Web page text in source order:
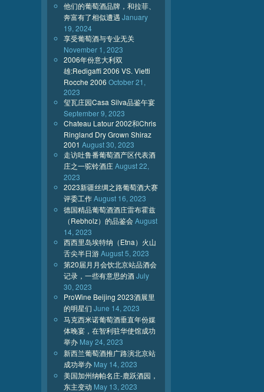
他们的葡萄酒品牌，和拉菲、
奔富有了相似遭遇 January
19, 2024
享受葡萄酒与专业无关
November 1, 2023
2006年份意大利双
雄:Redigaffi 2006 VS. Vietti
Rocche 2006 October 21,
2023
玺瓦庄园Casa Silva品鉴午宴
September 9, 2023
Chateau Latour 2002和Chris
Ringland Dry Grown Shiraz
2001 August 30, 2023
走访吐鲁番葡萄酒产区代表酒
庄之一驼铃酒庄August 22,
2023
2023新疆丝绸之路葡萄酒大赛
评委工作August 16, 2023
德国精品葡萄酒酒庄雷布霍兹
（Rebholz）的品鉴会August
14, 2023
西西里岛埃特纳（Etna）火山
舌尖半日游August 5, 2023
第20届月月会饮北京站品酒会
记录，一些有意思的酒July
30, 2023
ProWine Beijing 2023酒展里
的明星们 June 14, 2023
马克西米诺葡萄酒垂直年份媒
体晚宴，在智利驻华使馆成功
举办 May 24, 2023
新西兰葡萄酒推广路演北京站
成功举办 May 14, 2023
美国加州纳帕名庄-鹿跃酒园，
东主变动 May 13, 2023